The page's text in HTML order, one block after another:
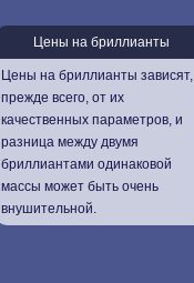
Цены на бриллианты
Цены на бриллианты зависят,
прежде всего, от их
качественных параметров, и
разница между двумя
бриллиантами одинаковой
массы может быть очень
внушительной.